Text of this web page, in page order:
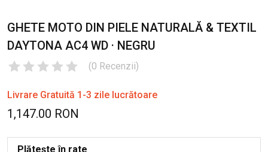
GHETE MOTO DIN PIELE NATURALĂ & TEXTIL
DAYTONA AC4 WD · NEGRU
(0 Recenzii)
Livrare Gratuită 1-3 zile lucrătoare
1,147.00 RON
Plătește în rate